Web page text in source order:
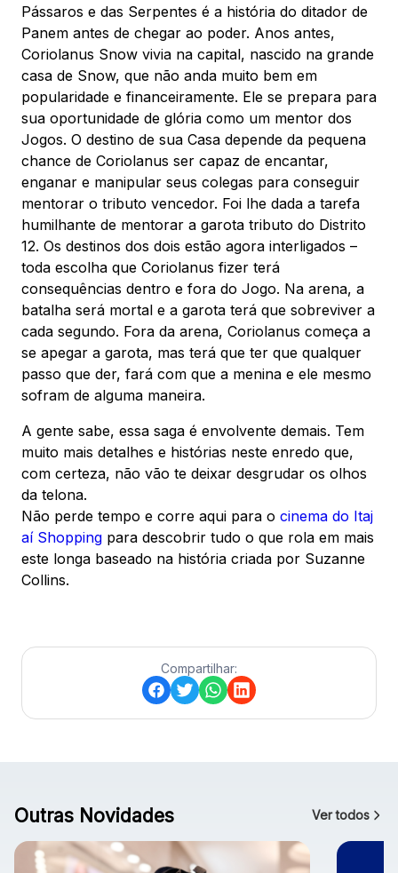
Pássaros e das Serpentes é a história do ditador de
Panem antes de chegar ao poder. Anos antes,
Coriolanus Snow vivia na capital, nascido na grande
casa de Snow, que não anda muito bem em
popularidade e financeiramente. Ele se prepara para
sua oportunidade de glória como um mentor dos
Jogos. O destino de sua Casa depende da pequena
chance de Coriolanus ser capaz de encantar,
enganar e manipular seus colegas para conseguir
mentorar o tributo vencedor. Foi lhe dada a tarefa
humilhante de mentorar a garota tributo do Distrito
12. Os destinos dos dois estão agora interligados –
toda escolha que Coriolanus fizer terá
consequências dentro e fora do Jogo. Na arena, a
batalha será mortal e a garota terá que sobreviver a
cada segundo. Fora da arena, Coriolanus começa a
se apegar a garota, mas terá que ter que qualquer
passo que der, fará com que a menina e ele mesmo
sofram de alguma maneira.
A gente sabe, essa saga é envolvente demais. Tem
muito mais detalhes e histórias neste enredo que,
com certeza, não vão te deixar desgrudar os olhos
da telona.
Não perde tempo e corre aqui para o cinema do Itaj
aí Shopping para descobrir tudo o que rola em mais
este longa baseado na história criada por Suzanne
Collins.
Compartilhar:
Outras Novidades Ver todos